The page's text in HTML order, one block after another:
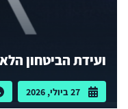
ועידת הביטחון
27 ביולי, 2026